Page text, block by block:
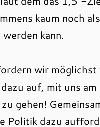
kaum noch
kann.
wir möglichst
auf, mit uns
gehen!
Politik dazu